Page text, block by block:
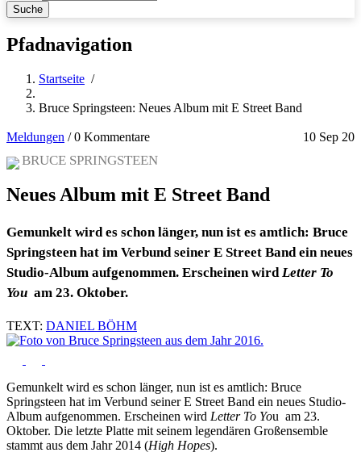
Pfadnavigation
Startseite /
Bruce Springsteen: Neues Album mit E Street Band
Meldungen 10 Sep 20
/0 Kommentare
BRUCE SPRINGSTEEN
Neues Album mit E Street Band
Gemunkelt wird es schon länger, nun ist es amtlich: Bruce
Springsteen hat im Verbund seiner E Street Band ein neues
Studio-Album aufgenommen. Erscheinen wirdLetter To
You am 23. Oktober.
TEXT: DANIEL BÖHM
Gemunkelt wird es schon länger, nun ist es amtlich: Bruce
Springsteen hat im Verbund seiner E Street Band ein neues Studio-
Album aufgenommen. Erscheinen wird Letter To You am 23.
Oktober. Die letzte Platte mit seinem legendären Großensemble
stammt aus dem Jahr 2014 (High Hopes).